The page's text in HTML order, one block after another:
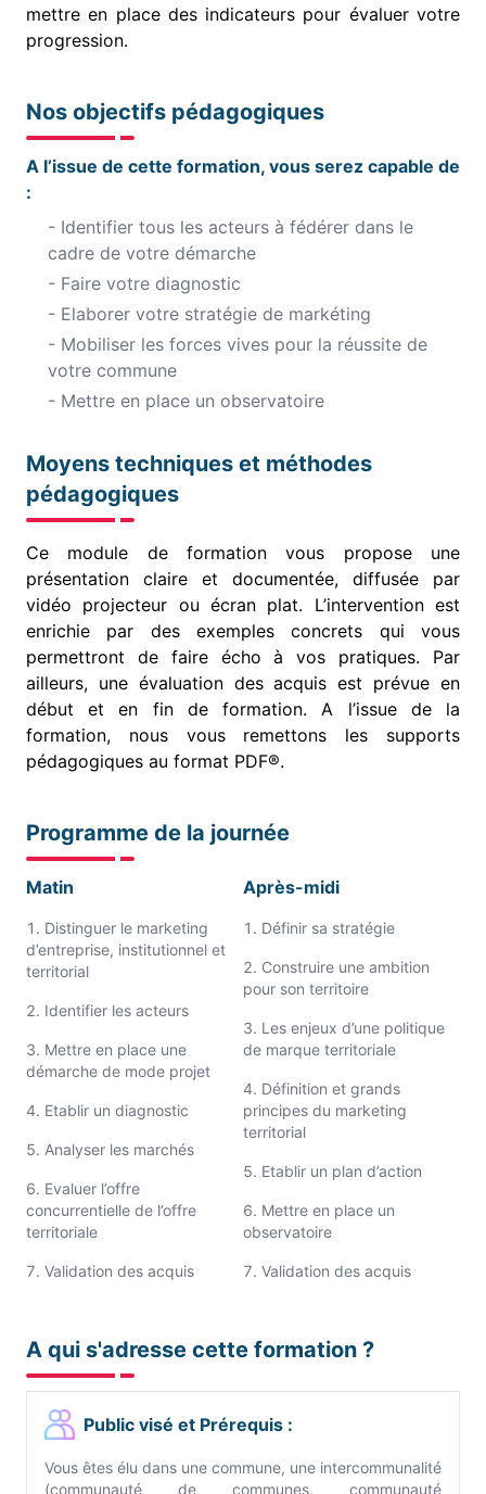
mettre en place des indicateurs pour évaluer votre
progression.
Nos objectifs pédagogiques
A l’issue de cette formation, vous serez capable de
:
- Identifier tous les acteurs à fédérer dans le
cadre de votre démarche
- Faire votre diagnostic
- Elaborer votre stratégie de markéting
- Mobiliser les forces vives pour la réussite de
votre commune
- Mettre en place un observatoire
Moyens techniques et méthodes
pédagogiques
Ce module de formation vous propose une
présentation claire et documentée, diffusée par
vidéo projecteur ou écran plat. L’intervention est
enrichie par des exemples concrets qui vous
permettront de faire écho à vos pratiques. Par
ailleurs, une évaluation des acquis est prévue en
début et en fin de formation. A l’issue de la
formation, nous vous remettons les supports
pédagogiques au format PDF®.
Programme de la journée
Matin
Distinguer le marketing
d’entreprise, institutionnel et
territorial
Identifier les acteurs
Mettre en place une
démarche de mode projet
Etablir un diagnostic
Analyser les marchés
Evaluer l’offre
concurrentielle de l’offre
territoriale
Validation des acquis
Après-midi
Définir sa stratégie
Construire une ambition
pour son territoire
Les enjeux d’une politique
de marque territoriale
Définition et grands
principes du marketing
territorial
Etablir un plan d’action
Mettre en place un
observatoire
Validation des acquis
A qui s'adresse cette formation ?
Public visé et Prérequis :
Vous êtes élu dans une commune, une intercommunalité
(communauté de communes, communauté